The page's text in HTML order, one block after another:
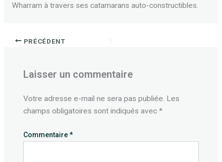
Wharram à travers ses catamarans auto-constructibles.
PRÉCÉDENT
Laisser un commentaire
Votre adresse e-mail ne sera pas publiée. Les
champs obligatoires sont indiqués avec*
Commentaire*